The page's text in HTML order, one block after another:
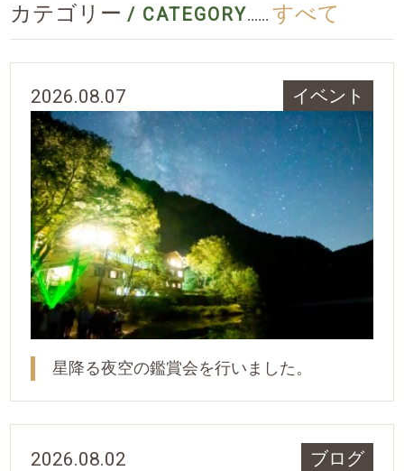
カテゴリー / CATEGORY...... すべて
2026.08.07 イベント
星降る夜空の鑑賞会を行いました。
2026.08.02 ブログ